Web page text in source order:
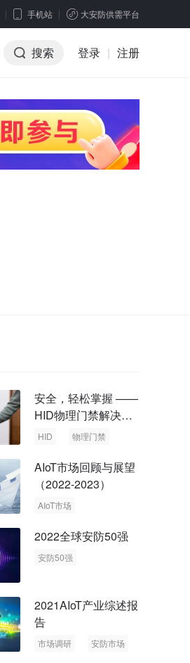
手机站 大安防供需平台
搜索 登录 | 注册
安全，轻松掌握 ——
HID物理门禁解决方
案，启动智慧安全新
HID 物理门禁
AIoT市场回顾与展望
（2022-2023）
AIoT市场
2022全球安防50强
安防50强
2021AIoT产业综述报
告
市场调研
安防市场